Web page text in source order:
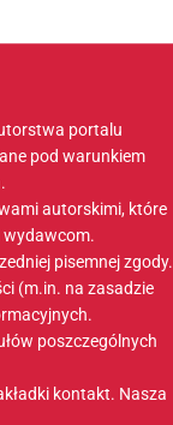
portalu
pod warunkiem
autorskimi, które
wydawcom.
pisemnej zgody.
(m.in. na zasadzie
poszczególnych
kontakt. Nasza